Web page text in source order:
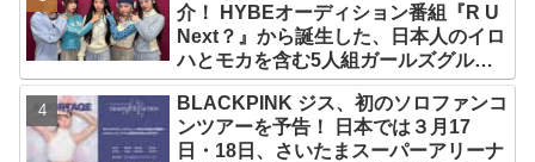
介！ HYBEオーディション番組『R U
Next？』から誕生した、日本人のイロ
ハとモカを含む5人組ガールズグルー
プ！ デビュー曲「Magnetic」がいき
なりの大ヒット
BLACKPINK ジス、初のソロファンコ
ンツアーを予告！ 日本では３月17
日・18日、さいたまスーパーアリーナ